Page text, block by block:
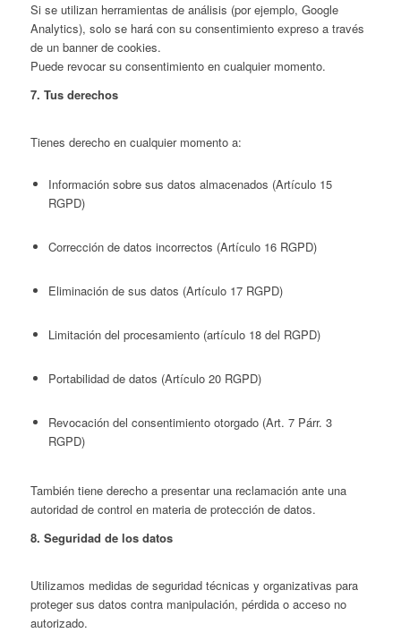
Si se utilizan herramientas de análisis (por ejemplo, Google
Analytics), solo se hará con su consentimiento expreso a través
de un banner de cookies.
Puede revocar su consentimiento en cualquier momento.
7. Tus derechos
Tienes derecho en cualquier momento a:
Información sobre sus datos almacenados (Artículo 15
RGPD)
Corrección de datos incorrectos (Artículo 16 RGPD)
Eliminación de sus datos (Artículo 17 RGPD)
Limitación del procesamiento (artículo 18 del RGPD)
Portabilidad de datos (Artículo 20 RGPD)
Revocación del consentimiento otorgado (Art. 7 Párr. 3
RGPD)
También tiene derecho a presentar una reclamación ante una
autoridad de control en materia de protección de datos.
8. Seguridad de los datos
Utilizamos medidas de seguridad técnicas y organizativas para
proteger sus datos contra manipulación, pérdida o acceso no
autorizado.